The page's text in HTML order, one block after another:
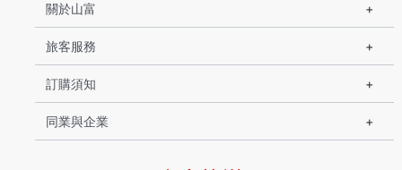
關於山富
旅客服務
訂購須知
同業與企業